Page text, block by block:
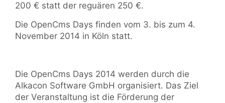
200 € statt der reguären 250 €.
Die OpenCms Days finden vom 3. bis zum 4.
November 2014 in Köln statt.
Die OpenCms Days 2014 werden durch die
Alkacon Software GmbH organisiert. Das Ziel
der Veranstaltung ist die Förderung der